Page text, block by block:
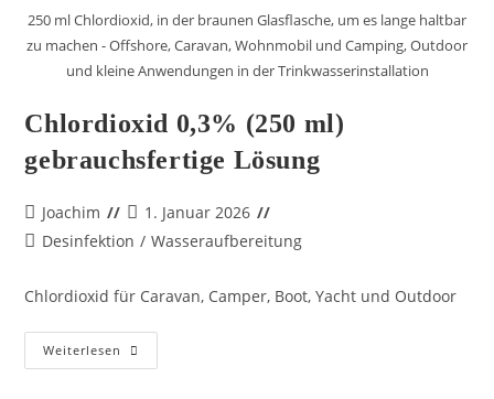
250 ml Chlordioxid, in der braunen Glasflasche, um es lange haltbar
zu machen - Offshore, Caravan, Wohnmobil und Camping, Outdoor
und kleine Anwendungen in der Trinkwasserinstallation
Chlordioxid 0,3% (250 ml)
gebrauchsfertige Lösung
Joachim
1. Januar 2026
Desinfektion / Wasseraufbereitung
Chlordioxid für Caravan, Camper, Boot, Yacht und Outdoor
Weiterlesen